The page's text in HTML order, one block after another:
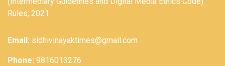
Rules, 2021.
Email: sidhivinayaktimes@gmail.com
Phone: 9816013276